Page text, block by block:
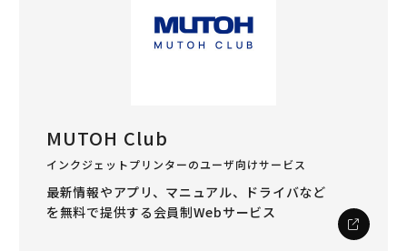
MUTOH Club
インクジェットプリンターのユーザ向けサービス
最新情報やアプリ、マニュアル、ドライバなど
を無料で提供する会員制Webサービス